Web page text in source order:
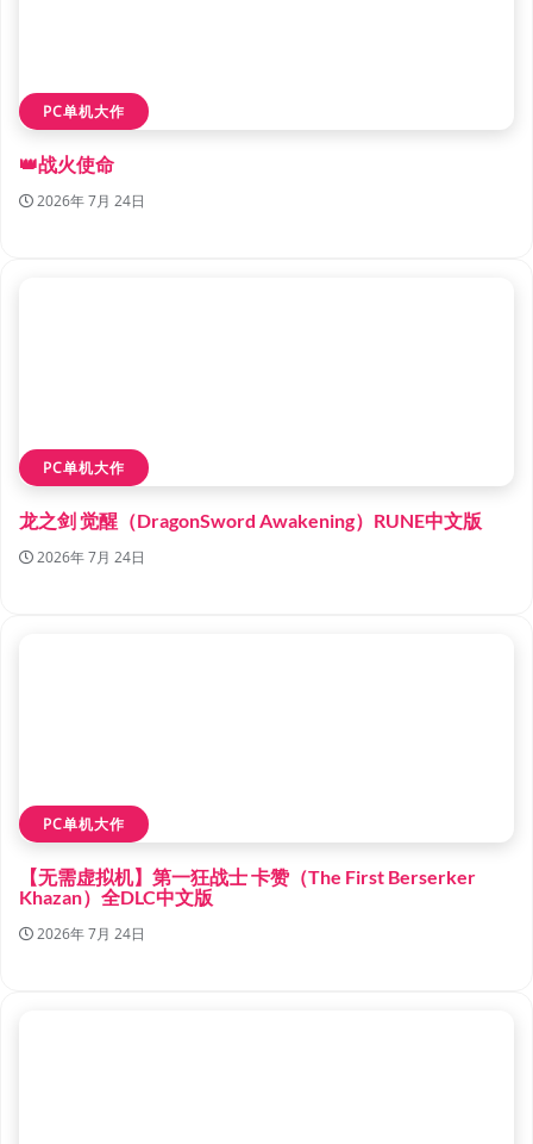
PC单机大作
👑战火使命
2026年 7月 24日
PC单机大作
龙之剑 觉醒（DragonSword Awakening）RUNE中文版
2026年 7月 24日
PC单机大作
【无需虚拟机】第一狂战士 卡赞（The First Berserker
Khazan）全DLC中文版
2026年 7月 24日